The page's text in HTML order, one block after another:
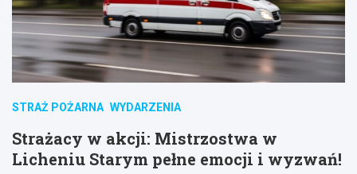
STRAŻ POŻARNA WYDARZENIA
Strażacy w akcji: Mistrzostwa w
Licheniu Starym pełne emocji i wyzwań!